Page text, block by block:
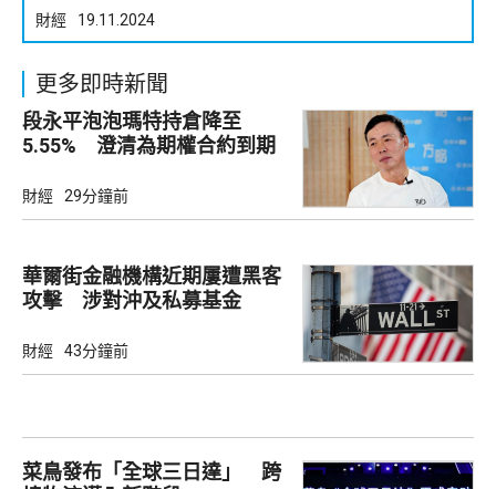
財經 19.11.2024
更多即時新聞
段永平泡泡瑪特持倉降至
5.55% 澄清為期權合約到期
財經 29分鐘前
華爾街金融機構近期屢遭黑客
攻擊 涉對沖及私募基金
財經 43分鐘前
菜鳥發布「全球三日達」 跨